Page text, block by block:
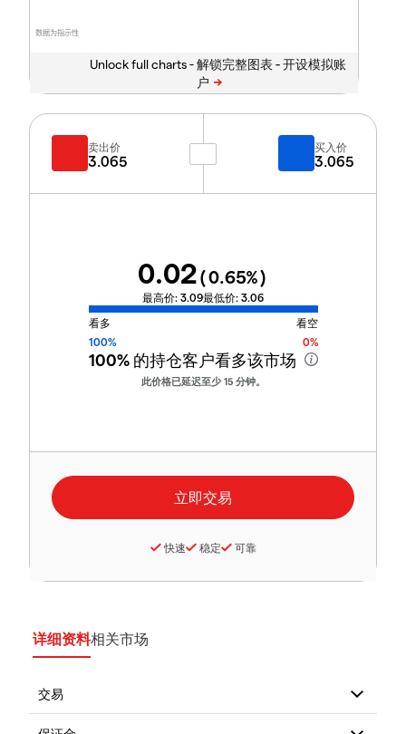
数据为指示性
Unlock full charts -
卖出价
3.065
买入价
3.065
0.02(0.65%)
最高价: 3.09最低价: 3.06
看多
看空
100%
0%
100%的持仓客户看多该市场
此价格已延迟至少 15 分钟。
快速 稳定 可靠
详细资料相关市场